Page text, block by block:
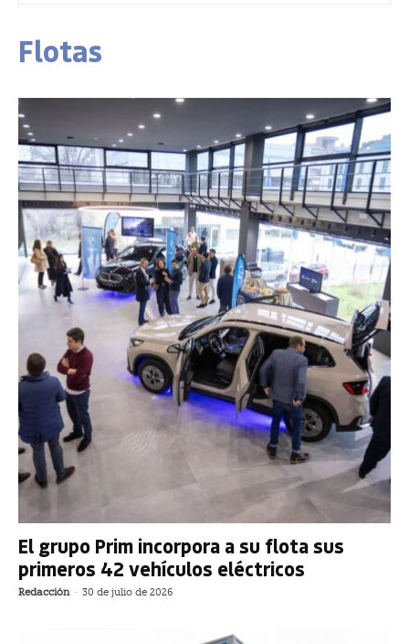
Flotas
El grupo Prim incorpora a su flota sus
primeros 42 vehículos eléctricos
Redacción - 30 de julio de 2026